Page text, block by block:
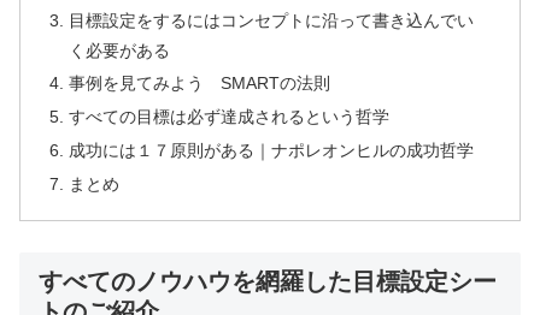
目標設定をするにはコンセプトに沿って書き込んでい
く必要がある
事例を見てみよう SMARTの法則
すべての目標は必ず達成されるという哲学
成功には１７原則がある｜ナポレオンヒルの成功哲学
まとめ
すべてのノウハウを網羅した目標設定シー